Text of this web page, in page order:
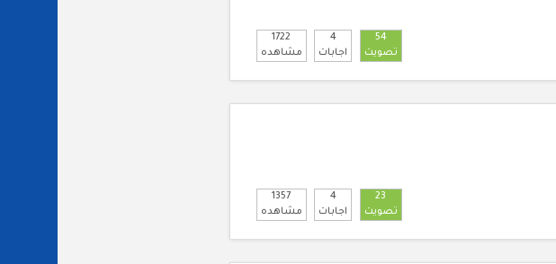
1722
مشاهده
4
اجابات
54
تصويت
1357
مشاهده
4
اجابات
23
تصويت